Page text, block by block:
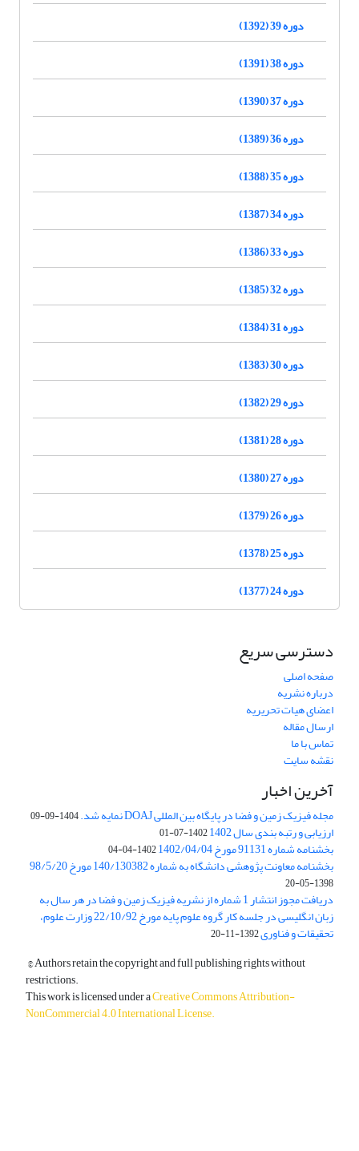
دوره 39 (1392)
دوره 38 (1391)
دوره 37 (1390)
دوره 36 (1389)
دوره 35 (1388)
دوره 34 (1387)
دوره 33 (1386)
دوره 32 (1385)
دوره 31 (1384)
دوره 30 (1383)
دوره 29 (1382)
دوره 28 (1381)
دوره 27 (1380)
دوره 26 (1379)
دوره 25 (1378)
دوره 24 (1377)
دسترسی سریع
صفحه اصلی
درباره نشریه
اعضای هیات تحریریه
ارسال مقاله
تماس با ما
نقشه سایت
آخرین اخبار
مجله فیزیک زمین و فضا در پایگاه بین المللی DOAJ نمایه شد. 1404-09-09
ارزیابی و رتبه بندی سال 1402 1402-07-01
بخشنامه شماره 91131 مورخ 1402/04/04 1402-04-04
بخشنامه معاونت پژوهشی دانشگاه به شماره 140/130382 مورخ 98/5/20
1398-05-20
دریافت مجوز انتشار 1 شماره از نشریه فیزیک زمین و فضا در هر سال به
زبان انگلیسی در جلسه کار گروه علوم پایه مورخ 22/10/92 وزارت علوم،
تحقیقات و فناوری1392-11-20
© Authors retain the copyright and full publishing rights without
restrictions.
This work is licensed under aCreative Commons Attribution-
NonCommercial 4.0 International License.